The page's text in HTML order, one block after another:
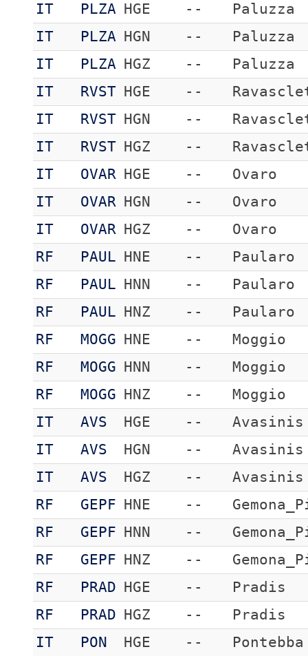
IT
PLZA HGE --
Paluzza
IT
PLZA HGN --
Paluzza
IT
PLZA HGZ --
Paluzza
IT
RVST HGE --
IT
RVST HGN --
IT
RVST HGZ --
IT
OVAR HGE --
Ovaro
IT
OVAR HGN --
Ovaro
IT
OVAR HGZ --
Ovaro
RF
PAUL HNE --
Paularo
RF
PAUL HNN --
Paularo
RF
PAUL HNZ --
Paularo
RF
MOGG HNE --
Moggio
RF
MOGG HNN --
Moggio
RF
MOGG HNZ --
Moggio
IT
AVS HGE --
Avasinis
IT
AVS HGN --
Avasinis
IT
AVS HGZ --
Avasinis
RF
GEPF HNE --
RF
GEPF HNN --
RF
GEPF HNZ --
RF
PRAD HGE --
Pradis
RF
PRAD HGZ --
Pradis
IT
PON HGE --
Pontebba